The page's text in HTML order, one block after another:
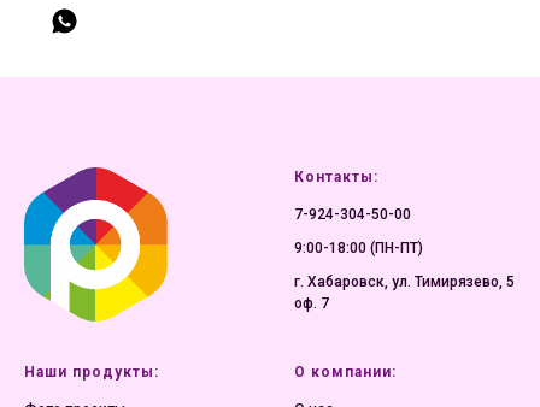
Контакты:
7-924-304-50-00
9:00-18:00 (ПН-ПТ)
г. Хабаровск, ул. Тимирязево, 5
оф. 7
Наши продукты: О компании: